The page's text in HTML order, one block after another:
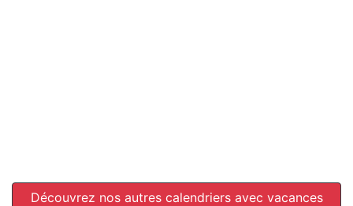
Découvrez nos autres calendriers avec vacances